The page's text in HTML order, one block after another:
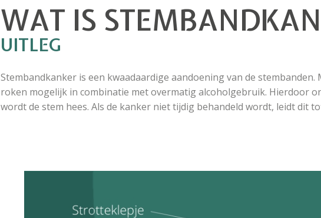
WAT IS
UITLEG
Stembandkanker is een kwaadaardige aandoening van de
roken mogelijk in combinatie met overmatig alcoholgebruik. Hierdoor
wordt de stem hees. Als de kanker niet tijdig behandeld wordt, leidt dit